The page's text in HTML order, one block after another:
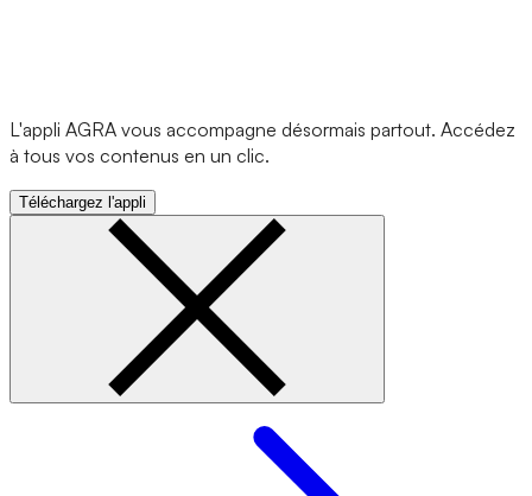
L'appli AGRA vous accompagne désormais partout. Accédez
à tous vos contenus en un clic.
Téléchargez l'appli